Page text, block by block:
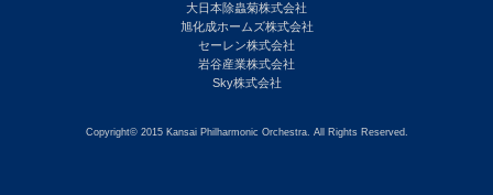
大日本除蟲菊株式会社
旭化成ホームズ株式会社
セーレン株式会社
岩谷産業株式会社
Sky株式会社
Copyright© 2015 Kansai Philharmonic Orchestra. All Rights Reserved.